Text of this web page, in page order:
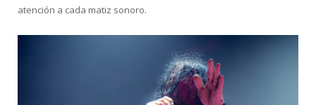
atención a cada matiz sonoro.